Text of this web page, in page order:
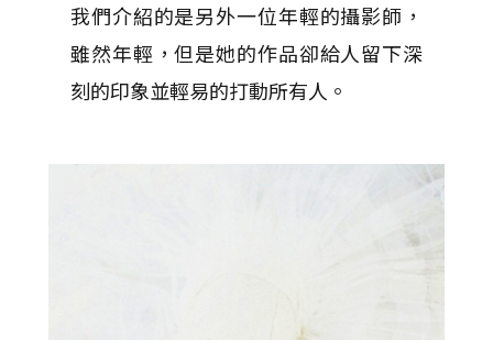
我們介紹的是另外一位年輕的攝影師，
雖然年輕，但是她的作品卻給人留下深
刻的印象並輕易的打動所有人。